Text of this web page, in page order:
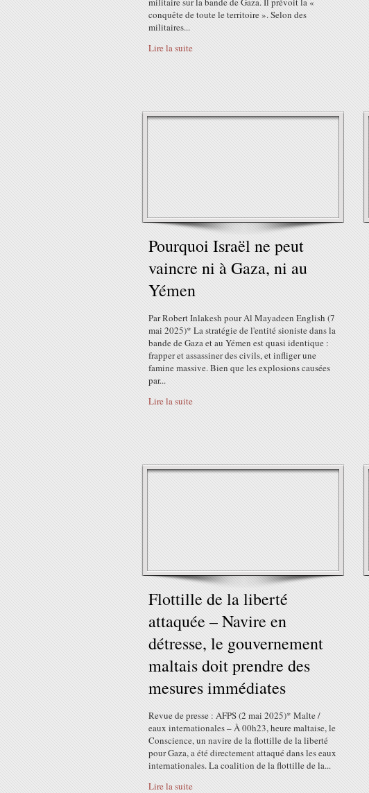
conquête de toute le territoire ». Selon des
militaires...
Lire la suite
Pourquoi Israël ne peut
vaincre ni à Gaza, ni au
Yémen
Par Robert Inlakesh pour Al Mayadeen English (7
mai 2025)* La stratégie de l'entité sioniste dans la
bande de Gaza et au Yémen est quasi identique :
frapper et assassiner des civils, et infliger une
famine massive. Bien que les explosions causées
par...
Lire la suite
Flottille de la liberté
attaquée – Navire en
détresse, le gouvernement
maltais doit prendre des
mesures immédiates
Revue de presse : AFPS (2 mai 2025)* Malte /
eaux internationales – À 00h23, heure maltaise, le
Conscience, un navire de la flottille de la liberté
pour Gaza, a été directement attaqué dans les eaux
internationales. La coalition de la flottille de la...
Lire la suite